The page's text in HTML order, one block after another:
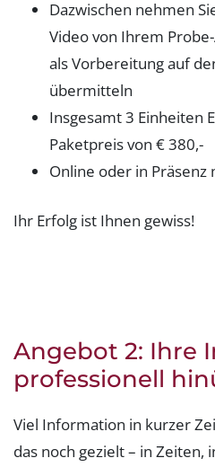
Dazwischen nehmen
Video von Ihrem
als Vorbereitung auf
übermitteln
Insgesamt 3 Einheiten
Paketpreis von € 380,-
Online oder in Präsenz
Ihr Erfolg ist Ihnen gewiss!
Angebot 2: Ihre
professionell
Viel Information in kurzer
das noch gezielt – in Zeiten,